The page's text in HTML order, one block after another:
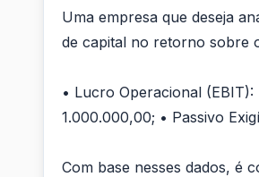
Uma empresa que deseja
de capital no retorno sobre
• Lucro Operacional
1.000.000,00; • Passivo
Com base nesses dados, é